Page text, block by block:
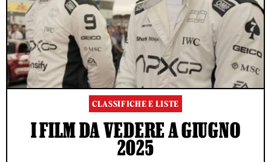
CLASSIFICHE E LISTE
I FILM DA VEDERE A GIUGNO
2025